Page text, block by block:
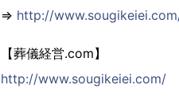
⇒ http://
【葬儀経営.com】
http://www.sougikeiei.com/